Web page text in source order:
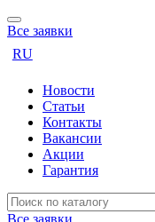
Все заявки
RU
Новости
Статьи
Контакты
Вакансии
Акции
Гарантия
Все заявки